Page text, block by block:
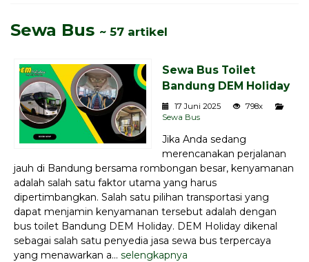
Sewa Bus ~ 57 artikel
Sewa Bus Toilet
Bandung DEM Holiday
17 Juni 2025
798x
Sewa Bus
Jika Anda sedang
merencanakan perjalanan
jauh di Bandung bersama rombongan besar, kenyamanan
adalah salah satu faktor utama yang harus
dipertimbangkan. Salah satu pilihan transportasi yang
dapat menjamin kenyamanan tersebut adalah dengan
bus toilet Bandung DEM Holiday. DEM Holiday dikenal
sebagai salah satu penyedia jasa sewa bus terpercaya
yang menawarkan a... selengkapnya